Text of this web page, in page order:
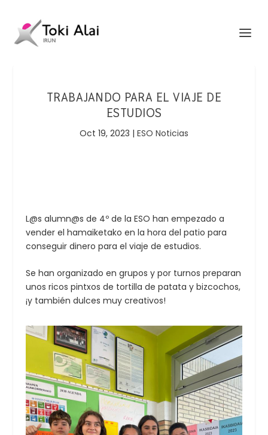
TRABAJANDO PARA EL VIAJE DE
ESTUDIOS
Oct 19, 2023 | ESO Noticias
L@s alumn@s de 4º de la ESO han empezado a
vender el hamaiketako en la hora del patio para
conseguir dinero para el viaje de estudios.
Se han organizado en grupos y por turnos preparan
unos ricos pintxos de tortilla de patata y bizcochos,
¡y también dulces muy creativos!